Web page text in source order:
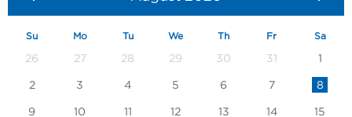
Su Mo Tu We Th Fr Sa
26 27 28 29 30 31 1
2 3 4 5 6 7 8
9 10 11 12 13 14 15